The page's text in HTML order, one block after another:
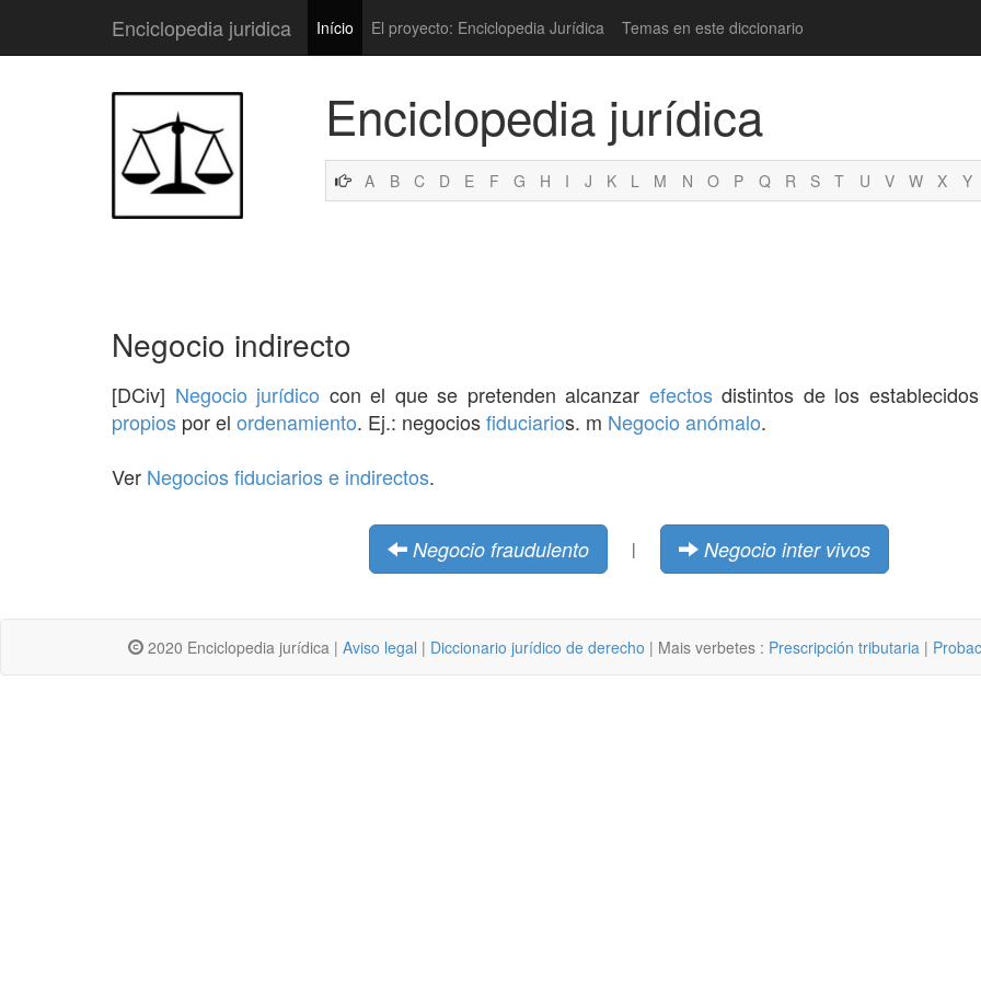
Enciclopedia juridica Início El proyecto: Enciclopedia Jurídica Temas en este diccionario
Enciclopedia jurídica
A B C D E F G H I J K L M N O P Q R S T U V W X Y
Negocio indirecto
[DCiv] Negocio jurídico con el que se pretenden alcanzar efectosdistintos de los
propios por el ordenamiento. Ej.: negociosfiduciarios. m Negocio anómalo.
Ver Negocios fiduciarios e indirectos.
Negocio fraudulento | Negocio inter vivos
2020 Enciclopedia jurídica | Aviso legal | Diccionario jurídico de derecho | Mais verbetes : Prescripción tributaria |